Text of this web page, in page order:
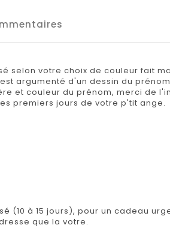
selon votre choix de couleur fait
argumenté d'un dessin du
et couleur du prénom, merci de
premiers jours de votre p'tit ange.
(10 à 15 jours), pour un cadeau
que la votre.